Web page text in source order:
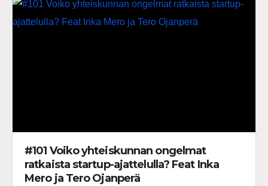
#101 Voiko yhteiskunnan ongelmat
ratkaista startup-ajattelulla? Feat Inka
Mero ja Tero Ojanperä